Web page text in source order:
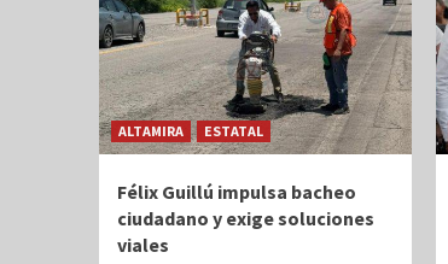
ALTAMIRA ESTATAL
Félix Guillú impulsa bacheo
ciudadano y exige soluciones
viales